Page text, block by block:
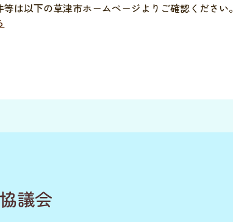
は以下の草津市ホームページよりご確認ください。
議会